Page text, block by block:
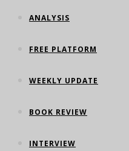
ANALYSIS
FREE PLATFORM
WEEKLY UPDATE
BOOK REVIEW
INTERVIEW